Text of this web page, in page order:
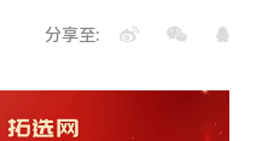
分享至: